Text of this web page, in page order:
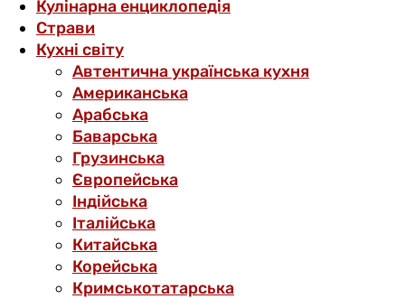
Кулінарна енциклопедія
Страви
Кухні світу
Автентична українська кухня
Американська
Арабська
Баварська
Грузинська
Європейська
Індійська
Італійська
Китайська
Корейська
Кримськотатарська